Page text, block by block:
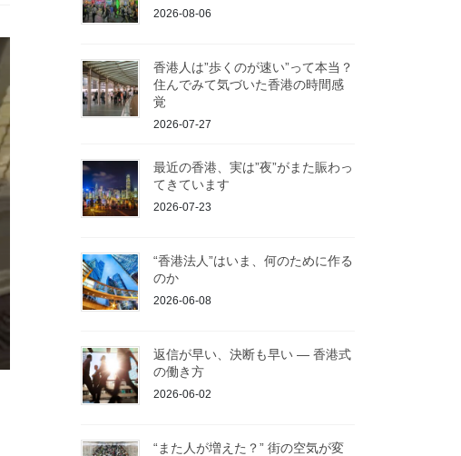
2026-08-06
香港人は”歩くのが速い”って本当？
住んでみて気づいた香港の時間感
覚
2026-07-27
最近の香港、実は”夜”がまた賑わっ
てきています
2026-07-23
“香港法人”はいま、何のために作る
のか
2026-06-08
返信が早い、決断も早い ― 香港式
の働き方
2026-06-02
“また人が増えた？” 街の空気が変